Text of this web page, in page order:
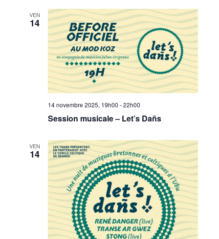
VEN
14
14 novembre 2025, 19h00 -22h00
Session musicale – Let’s Dañs
VEN
14